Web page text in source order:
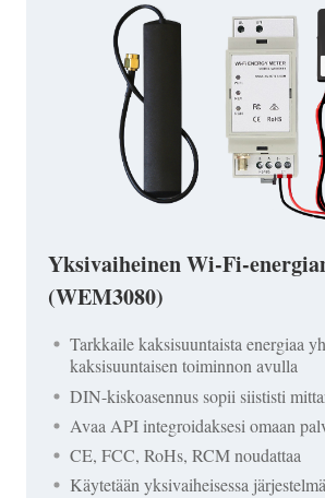
Yksivaiheinen Wi-Fi-
(WEM3080)
Tarkkaile kaksisuuntaista energiaa
kaksisuuntaisen toiminnon avulla
DIN-kiskoasennus sopii siististi
Avaa API integroidaksesi omaan
CE, FCC, RoHs, RCM noudattaa
Käytetään yksivaiheisessa